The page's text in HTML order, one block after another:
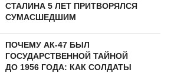
СТАЛИНА 5 ЛЕТ ПРИТВОРЯЛСЯ
СУМАСШЕДШИМ
ПОЧЕМУ АК-47 БЫЛ
ГОСУДАРСТВЕННОЙ ТАЙНОЙ
ДО 1956 ГОДА: КАК СОЛДАТЫ